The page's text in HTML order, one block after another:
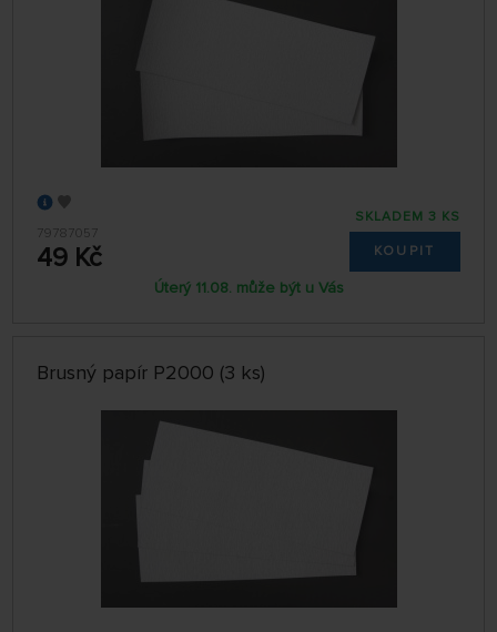
79787057
49 Kč
SKLADEM 3 KS
KOUPIT
Úterý 11.08. může být u Vás
Brusný papír P2000 (3 ks)